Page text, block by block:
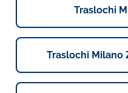
Traslochi
Traslochi Milano